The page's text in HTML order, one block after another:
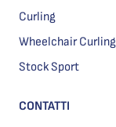
Curling
Wheelchair Curling
Stock Sport
CONTATTI